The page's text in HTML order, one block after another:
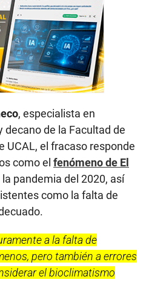
, especialista en
de la Facultad de
UCAL, el fracaso responde
como el fenómeno de El
pandemia del 2020, así
como la falta de
a la falta de
pero también a errores
el bioclimatismo